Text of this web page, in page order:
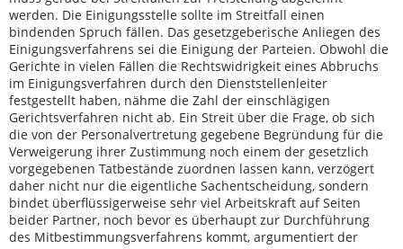
werden. Die Einigungsstelle sollte im Streitfall einen
bindenden Spruch fällen. Das gesetzgeberische Anliegen des
Einigungsverfahrens sei die Einigung der Parteien. Obwohl die
Gerichte in vielen Fällen die Rechtswidrigkeit eines Abbruchs
im Einigungsverfahren durch den Dienststellenleiter
festgestellt haben, nähme die Zahl der einschlägigen
Gerichtsverfahren nicht ab. Ein Streit über die Frage, ob sich
die von der Personalvertretung gegebene Begründung für die
Verweigerung ihrer Zustimmung noch einem der gesetzlich
vorgegebenen Tatbestände zuordnen lassen kann, verzögert
daher nicht nur die eigentliche Sachentscheidung, sondern
bindet überflüssigerweise sehr viel Arbeitskraft auf Seiten
beider Partner, noch bevor es überhaupt zur Durchführung
des Mitbestimmungsverfahrens kommt, argumentiert der